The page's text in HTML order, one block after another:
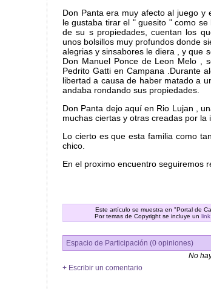
Don Panta era muy afecto al juego y
le gustaba tirar el " guesito " como
de su s propiedades, cuentan los
unos bolsillos muy profundos donde
alegrias y sinsabores le diera , y que
Don Manuel Ponce de Leon Melo ,
Pedrito Gatti en Campana .Durante
libertad a causa de haber matado a
andaba rondando sus propiedades.
Don Panta dejo aquí en Rio Lujan ,
muchas ciertas y otras creadas por la
Lo cierto es que esta familia como
chico.
En el proximo encuentro seguiremos
Este artículo se muestra en "Portal de
Por temas de Copyright se incluye un
Espacio de Participación (0 opiniones)
No
+ Escribir un comentario